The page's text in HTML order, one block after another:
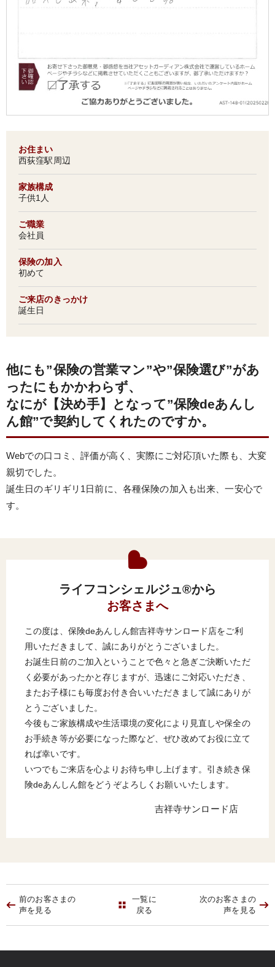
お住まい
西荻窪駅周辺
家族構成
子供1人
ご職業
会社員
保険の加入
初めて
ご来店のきっかけ
誕生日
他にも”保険の営業マン”や”保険選び”があ
ったにもかかわらず、
なにが【決め手】となって”保険deあんし
ん館”で契約してくれたのですか。
Webでの口コミ、評価が高く、実際にご対応頂いた際も、大変
親切でした。
誕生日のギリギリ1日前に、各種保険の加入も出来、一安心で
す。
ライフコンシェルジュ®から
お客さまへ
この度は、保険deあんしん館吉祥寺サンロード店をご利
用いただきまして、誠にありがとうございました。
お誕生日前のご加入ということで色々と急ぎご決断いただ
く必要があったかと存じますが、迅速にご対応いただき、
またお子様にも毎度お付き合いいただきまして誠にありが
とうございました。
今後もご家族構成や生活環境の変化により見直しや保全の
お手続き等が必要になった際など、ぜひ改めてお役に立て
れば幸いです。
いつでもご来店を心よりお待ち申し上げます。引き続き保
険deあんしん館をどうぞよろしくお願いいたします。
吉祥寺サンロード店
前のお客さまの
声を見る
一覧に
戻る
次のお客さまの
声を見る